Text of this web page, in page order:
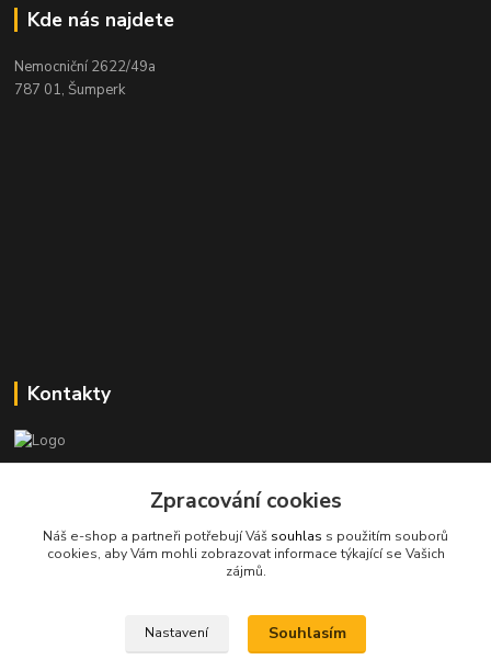
Kde nás najdete
Nemocniční 2622/49a
787 01, Šumperk
Kontakty
+420 601 366 545
info@spkcomputer.cz
Zpracování cookies
Náš e-shop a partneři potřebují Váš souhlas s použitím souborů
cookies, aby Vám mohli zobrazovat informace týkající se Vašich
zájmů.
Nastavení Souhlasím